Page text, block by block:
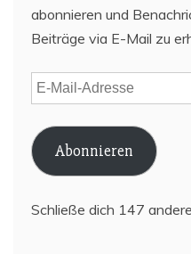
abonnieren und
Beiträge via E-Mail zu
E-
Mail-
Adresse
Abonnieren
Schließe dich 147